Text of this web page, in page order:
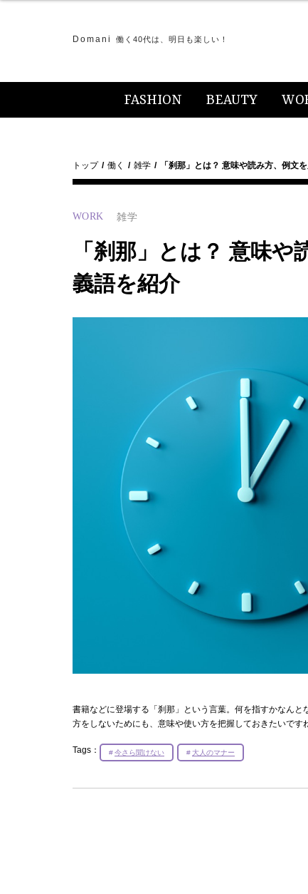
Domani 働く40代は、明日も楽しい！
FASHION BEAUTY
トップ 働く 雑学 「刹那」とは？ 意味や読み方、例文
WORK 雑学
「刹那」とは？ 意味
義語を紹介
書籍などに登場する「刹那」という言葉。何を指すかなん
方をしないためにも、意味や使い方を把握しておきたいです
Tags： 今さら聞けない 大人のマナー